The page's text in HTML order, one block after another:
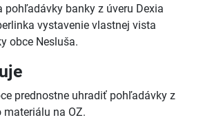
pohľadávky banky z úveru Dexia
vystavenie vlastnej vista
obce Nesluša.
prednostne uhradiť pohľadávky z
materiálu na OZ.